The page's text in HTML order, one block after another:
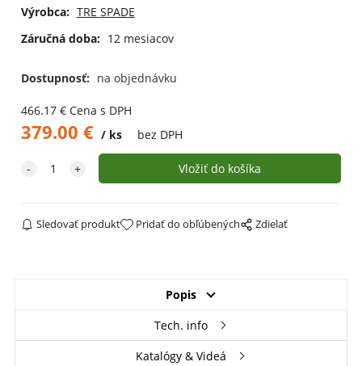
Výrobca: TRE SPADE
Záručná doba: 12 mesiacov
Dostupnosť: na objednávku
466.17€ Cena s DPH
379.00 € ks bez DPH
Sledovať produkt Pridať do obľúbených Zdielať
Popis
Tech. info
Katalógy & Videá